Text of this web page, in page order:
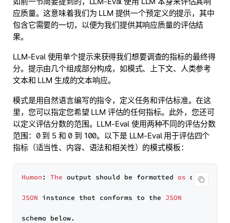
应质量。这意味着我们为 LLM 提供一个预定义的提示，其中
包含它需要的一切，以便为我们提供其响应质量的评估结
果。
LLM-Eval 使用单个提示来获得我们想要调查的指标的最终得
分。提示由几个组成部分构成，如模式、上下文、人类参考
文本和 LLM 生成的文本响应。
模式是用自然语言编写的指令，定义任务和评估标准。在这
里，您可以指定您希望 LLM 评估的任何指标。此外，您还可
以定义评估分数的范围。LLM-Eval 使用两种不同的评估分数
范围：0 到 5 和 0 到 100。以下是 LLM-Eval 用于评估四个
指标（适当性、内容、语法和相关性）的模式模板：
Human: The output should be formatted as a
JSON instance that conforms to the JSON
schema below.